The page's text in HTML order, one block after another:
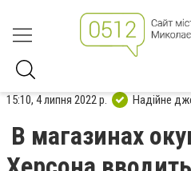
15:10, 4 липня 2022 р. Надійне
В магазинах